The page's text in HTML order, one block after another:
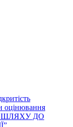
оцінювання
ШЛЯХУ ДО